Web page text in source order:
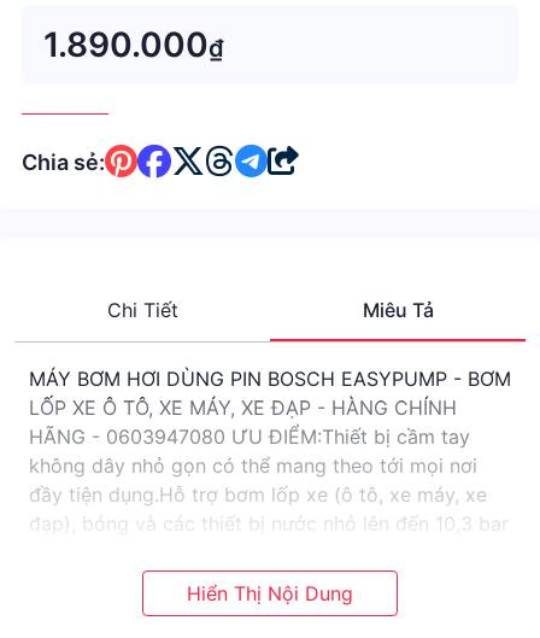
dụng.Hỗ trợ bơm lốp xe (ô tô, xe máy, xe đạp), bóng
và các thiết bị nước nhỏ lên đến 1
1.890.000₫
Chia sẻ:
Chi Tiết Miêu Tả
MÁY BƠM HƠI DÙNG PIN BOSCH EASYPUMP - BƠM
LỐP XE Ô TÔ, XE MÁY, XE ĐẠP - HÀNG CHÍNH
HÃNG - 0603947080 ƯU ĐIỂM:Thiết bị cầm tay
không dây nhỏ gọn có thể mang theo tới mọi nơi
đầy tiện dụng.Hỗ trợ bơm lốp xe (ô tô, xe máy, xe
đạp), bóng và các thiết bị nước nhỏ lên đến 10,3 bar
diện trực quan dễ dàng sử dụng với màn hình kỹ
thuật số và đèn LED chiếu sáng.Xử lý thông minh với